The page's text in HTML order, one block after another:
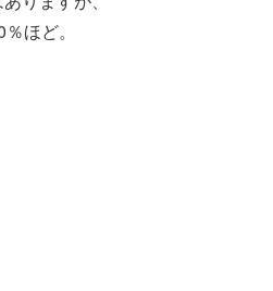
ほど。